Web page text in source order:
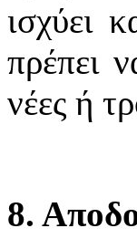
ισχύει
πρέπει
νέες ή
8.